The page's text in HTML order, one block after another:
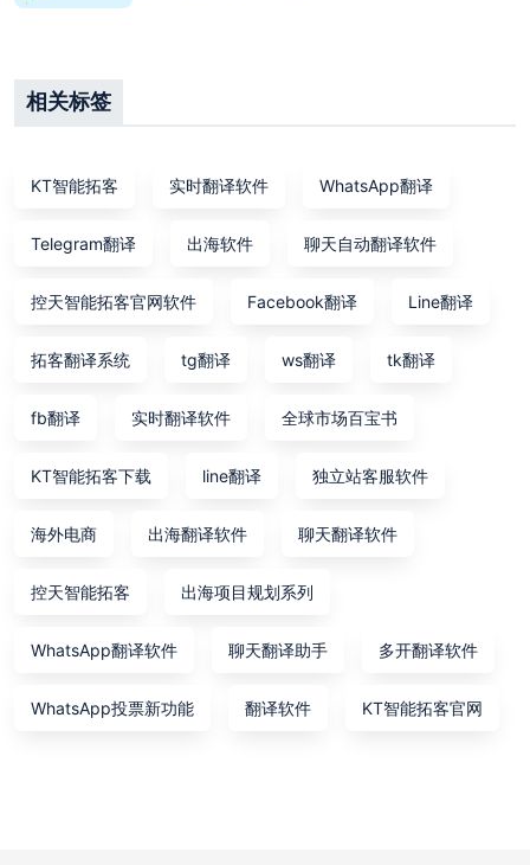
相关标签
KT智能拓客 实时翻译软件 WhatsApp翻译
Telegram翻译 出海软件 聊天自动翻译软件
控天智能拓客官网软件 Facebook翻译 Line翻译
拓客翻译系统 tg翻译 ws翻译 tk翻译
fb翻译 实时翻译软件 全球市场百宝书
KT智能拓客下载 line翻译 独立站客服软件
海外电商 出海翻译软件 聊天翻译软件
控天智能拓客 出海项目规划系列
WhatsApp翻译软件 聊天翻译助手 多开翻译软件
WhatsApp投票新功能 翻译软件 KT智能拓客官网